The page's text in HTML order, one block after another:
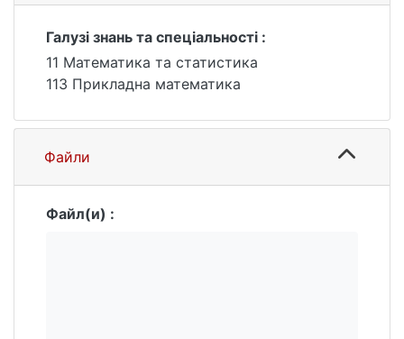
Галузі знань та спеціальності :
11 Математика та статистика
113 Прикладна математика
Файли
Файл(и) :